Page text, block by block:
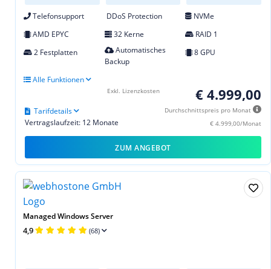
Telefonsupport DDoS Protection
NVMe
AMD EPYC
32 Kerne
RAID 1
2 Festplatten
Automatisches
Backup
8 GPU
Alle Funktionen
€ 4.999,00
Durchschnittspreis pro Monat
€ 4.999,00/Monat
Vertragslaufzeit: 12 Monate
Tarifdetails
Exkl. Lizenzkosten
ZUM ANGEBOT
Managed Windows Server
4,9 (68)